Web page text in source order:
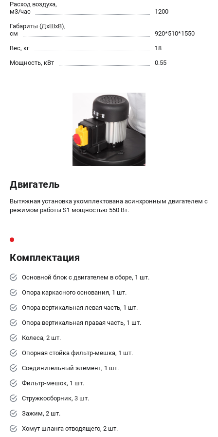
проспект Александровской Фермы, 29АЛ
8 (812) 317-66-20
вс - выходной
Расход воздуха,
м3/час
1200
Габариты (ДхШхВ),
см
920*510*1550
Вес, кг
18
Мощность, кВт
0.55
Двигатель
Вытяжная установка укомплектована асинхронным двигателем с
режимом работы S1 мощностью 550 Вт.
Комплектация
Основной блок с двигателем в сборе, 1 шт.
Опора каркасного основания, 1 шт.
Опора вертикальная левая часть, 1 шт.
Опора вертикальная правая часть, 1 шт.
Колеса, 2 шт.
Опорная стойка фильтр-мешка, 1 шт.
Соединительный элемент, 1 шт.
Фильтр-мешок, 1 шт.
Стружкосборник, 3 шт.
Зажим, 2 шт.
Хомут шланга отводящего, 2 шт.